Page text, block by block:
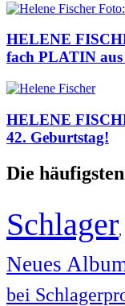
HELENE
fach PLATIN aus
HELENE
42. Geburtstag!
Die
Schlager,
Neues
bei